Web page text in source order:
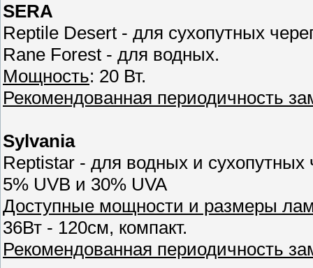
SERA
Reptile Desert - для сухопутных
Rane Forest - для водных.
Мощность: 20 Вт.
Рекомендованная периодичность
Sylvania
Reptistar - для водных и сухопутных
5% UVB и 30% UVA
Доступные мощности и размеры
36Вт - 120см, компакт.
Рекомендованная периодичность